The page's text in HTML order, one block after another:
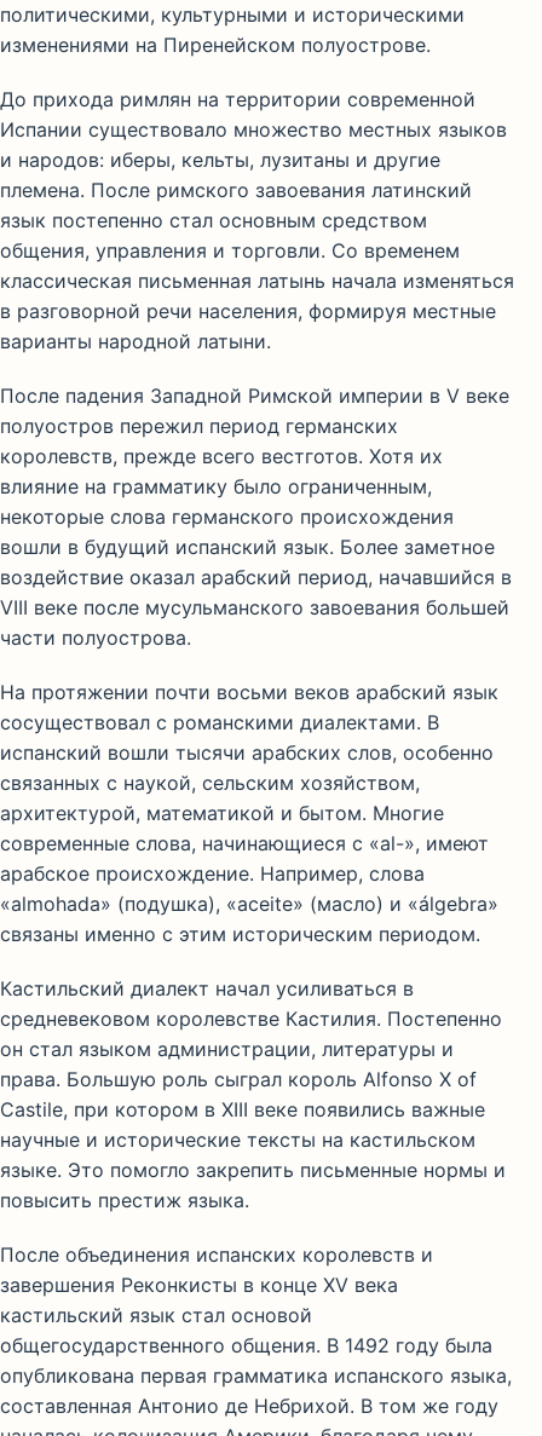
политическими, культурными и историческими
изменениями на Пиренейском полуострове.
До прихода римлян на территории современной
Испании существовало множество местных языков
и народов: иберы, кельты, лузитаны и другие
племена. После римского завоевания латинский
язык постепенно стал основным средством
общения, управления и торговли. Со временем
классическая письменная латынь начала изменяться
в разговорной речи населения, формируя местные
варианты народной латыни.
После падения Западной Римской империи в V веке
полуостров пережил период германских
королевств, прежде всего вестготов. Хотя их
влияние на грамматику было ограниченным,
некоторые слова германского происхождения
вошли в будущий испанский язык. Более заметное
воздействие оказал арабский период, начавшийся в
VIII веке после мусульманского завоевания большей
части полуострова.
На протяжении почти восьми веков арабский язык
сосуществовал с романскими диалектами. В
испанский вошли тысячи арабских слов, особенно
связанных с наукой, сельским хозяйством,
архитектурой, математикой и бытом. Многие
современные слова, начинающиеся с «al-», имеют
арабское происхождение. Например, слова
«almohada» (подушка), «aceite» (масло) и «álgebra»
связаны именно с этим историческим периодом.
Кастильский диалект начал усиливаться в
средневековом королевстве Кастилия. Постепенно
он стал языком администрации, литературы и
права. Большую роль сыграл король Alfonso X of
Castile, при котором в XIII веке появились важные
научные и исторические тексты на кастильском
языке. Это помогло закрепить письменные нормы и
повысить престиж языка.
После объединения испанских королевств и
завершения Реконкисты в конце XV века
кастильский язык стал основой
общегосударственного общения. В 1492 году была
опубликована первая грамматика испанского языка,
составленная Антонио де Небрихой. В том же году